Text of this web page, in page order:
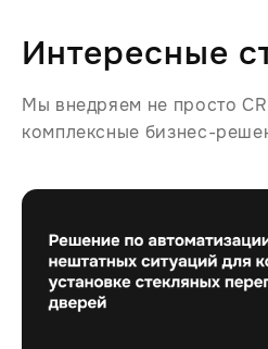
Интересные
Мы внедряем не просто
комплексные бизнес-